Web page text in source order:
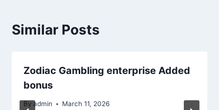
Similar Posts
Zodiac Gambling enterprise Added
bonus
By admin March 11, 2026